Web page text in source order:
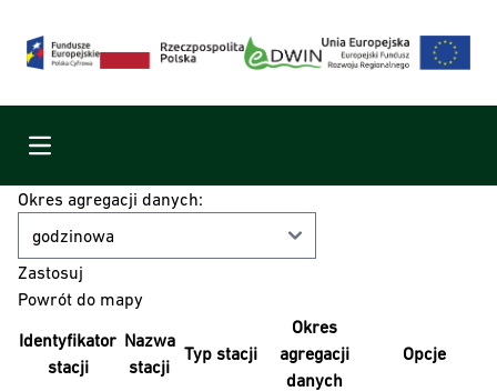
Menu
Okres agregacji danych:
Powrót do mapy
Identyfikator
stacji
Nazwa
stacji
Typ stacji
Okres
agregacji
danych
Opcje